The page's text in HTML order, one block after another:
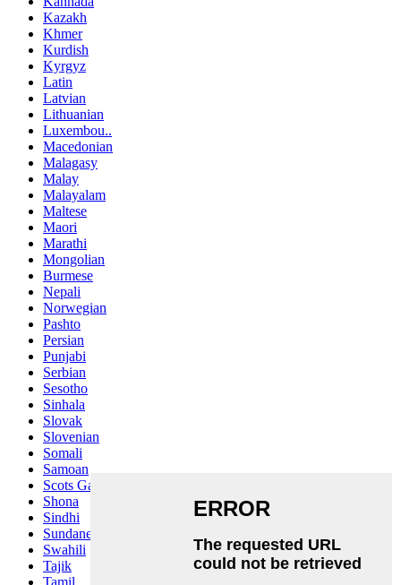
Kazakh
Khmer
Kurdish
Kyrgyz
Latin
Latvian
Lithuanian
Luxembou..
Macedonian
Malagasy
Malay
Malayalam
Maltese
Maori
Marathi
Mongolian
Burmese
Nepali
Norwegian
Pashto
Persian
Punjabi
Serbian
Sesotho
Sinhala
Slovak
Slovenian
Somali
Samoan
Scots Gaelic
Shona
Sindhi
Sundanese
Swahili
Tajik